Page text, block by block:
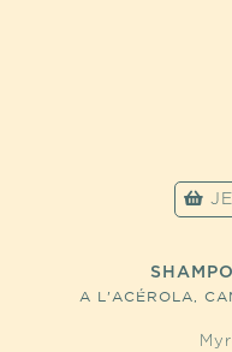
A L'ACÉROLA,